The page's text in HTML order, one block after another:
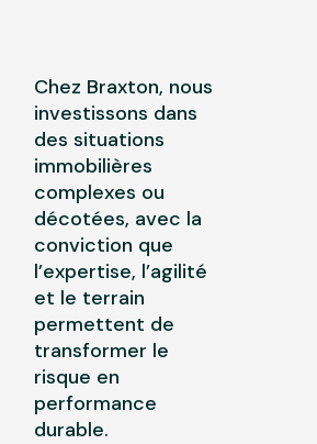
Chez Braxton, nous
investissons dans
des situations
immobilières
complexes ou
décotées, avec la
conviction que
l’expertise, l’agilité
et le terrain
permettent de
transformer le
risque en
performance
durable.